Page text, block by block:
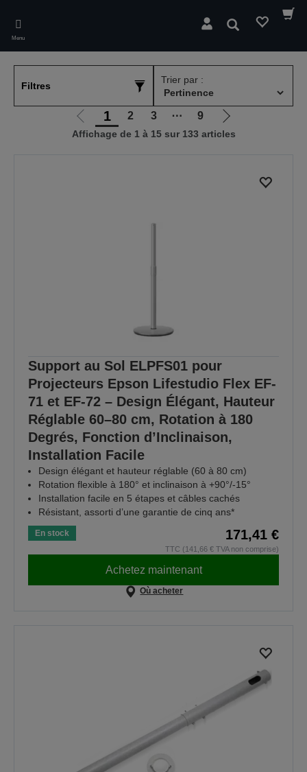
main
content
Menu
Rechercher
Filtres
Trier par :
Aller
à
1 2 3 ⋯ 9
Aller
à
suivante
Affichage de 1 à 15 sur 133 articles
Support au Sol ELPFS01 pour
Projecteurs Epson Lifestudio Flex EF-
71 et EF-72 – Design Élégant, Hauteur
Réglable 60–80 cm, Rotation à 180
Degrés, Fonction d’Inclinaison,
Installation Facile
Design élégant et hauteur réglable (60 à 80 cm)
Rotation flexible à 180° et inclinaison à +90°/-15°
Installation facile en 5 étapes et câbles cachés
Résistant, assorti d’une garantie de cinq ans*
En stock 171,41 €
TTC (141,66 € TVA non comprise)
Achetez maintenant
Où acheter